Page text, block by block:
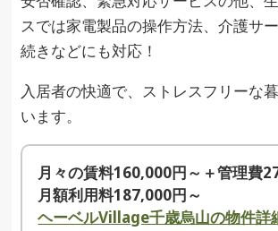
スでは家電製品の操作方法、介護サ
続きなどにも対応！
入居者の快適で、ストレスフリーな
います。
月々の賃料160,000円～＋管理費
月額利用料187,000円～
ヘーベルVillage千歳烏山の物件詳